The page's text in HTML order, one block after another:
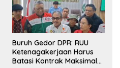
Buruh Gedor DPR: RUU
Ketenagakerjaan Harus
Batasi Kontrak Maksimal